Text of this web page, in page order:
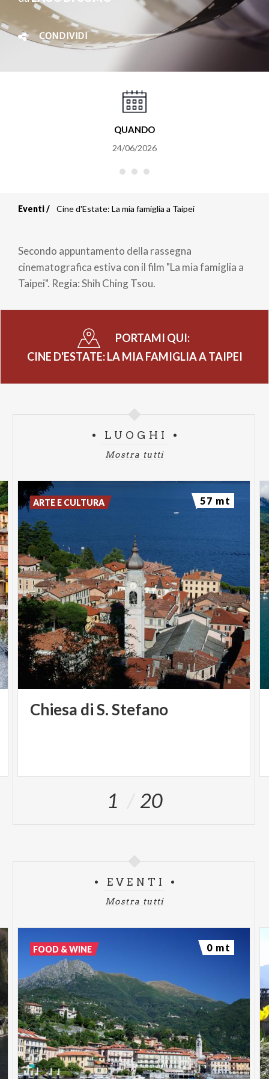
CONDIVIDI
QUANDO
24/06/2026
di
pane
Eventi Cine d'Estate: La mia famiglia a Taipei
Secondo appuntamento della rassegna
cinematografica estiva con il film "La mia famiglia a
Taipei". Regia: Shih Ching Tsou.
PORTAMI QUI:
CINE D'ESTATE: LA MIA FAMIGLIA A TAIPEI
LUOGHI
Mostra tutti
Chiesa diS.Stefano
ARTE E CULTURA 57 mt
1 20
EVENTI
Mostra tutti
FOOD & WINE 0 mt